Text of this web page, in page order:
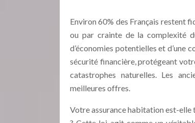
Environ 60% des Français restent
ou par crainte de la complexité
d’économies potentielles et d’une
sécurité financière, protégeant
catastrophes naturelles. Les
meilleures offres.
Votre assurance habitation est-elle